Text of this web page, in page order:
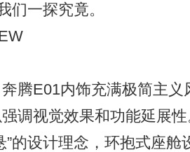
们一探究竟。
腾E01内饰充满极简主
调视觉效果和功能延展
”的设计理念，环抱式座